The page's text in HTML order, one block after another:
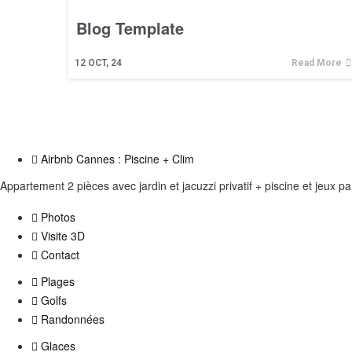
Blog Template
12 OCT, 24 Read More
Airbnb Cannes : Piscine + Clim
Appartement 2 pièces avec jardin et jacuzzi privatif + piscine et jeux
Photos
Visite 3D
Contact
Plages
Golfs
Randonnées
Glaces